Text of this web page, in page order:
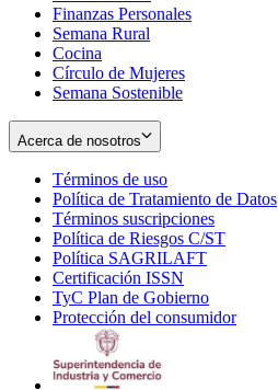
Finanzas Personales
Semana Rural
Cocina
Círculo de Mujeres
Semana Sostenible
Acerca de nosotros
Términos de uso
in
new
window
Política de Tratamiento de Datos
Términos suscripciones
in
Política de Riesgos C/ST
Política SAGRILAFT
new
window
Certificación ISSN
in
new
TyC Plan de Gobierno
in
Protección del consumidorOpens